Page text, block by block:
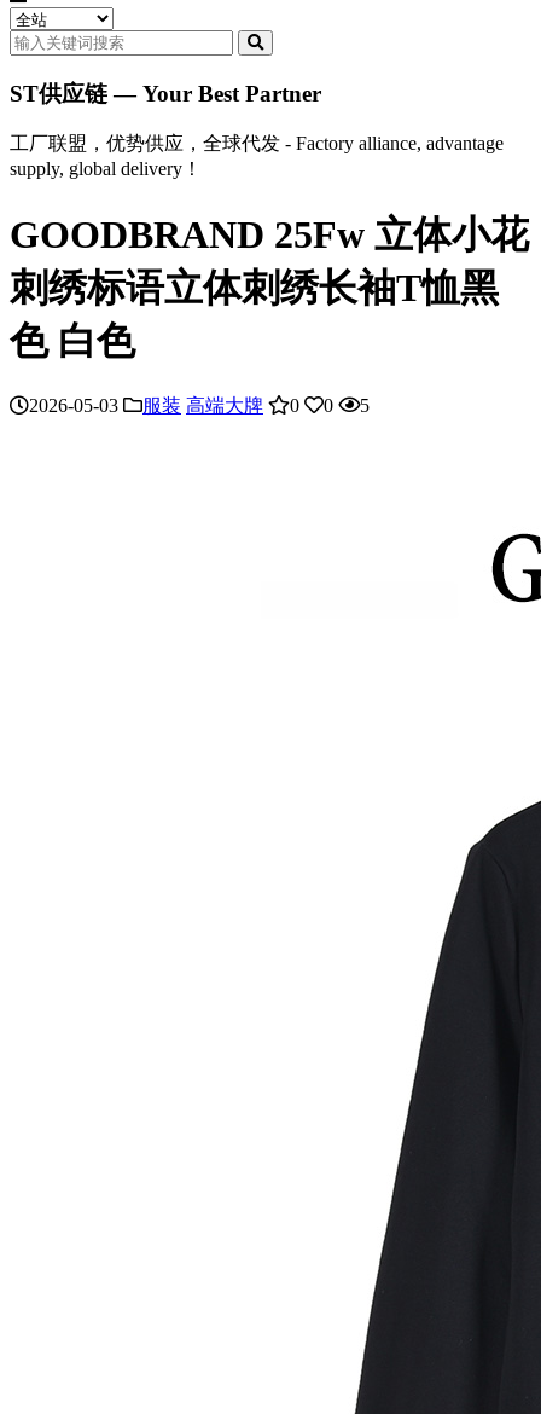
ST供应链 — Your Best Partner
工厂联盟，优势供应，全球代发 - Factory alliance, advantage
supply, global delivery！
GOODBRAND 25Fw 立体小花
刺绣标语立体刺绣长袖T恤黑
色 白色
2026-05-03 服装 高端大牌 0 0 5